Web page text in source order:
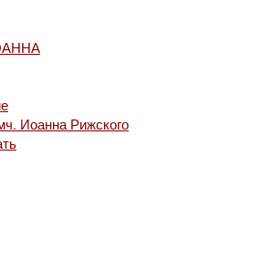
Иоанна Рижского